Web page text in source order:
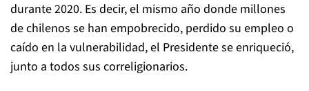
durante 2020. Es decir, el mismo año donde millones
de chilenos se han empobrecido, perdido su empleo o
caído en la vulnerabilidad, el Presidente se enriqueció,
junto a todos sus correligionarios.